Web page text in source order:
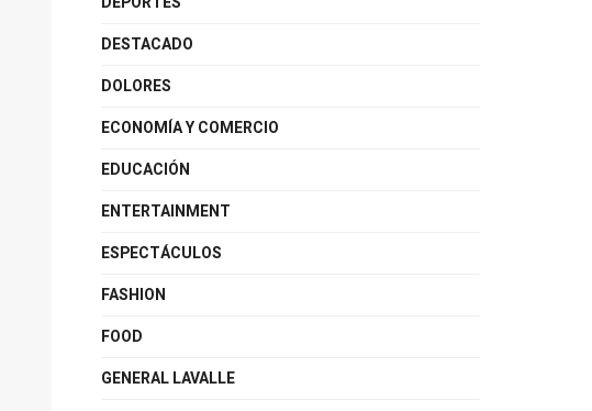
DESTACADO
DOLORES
ECONOMÍA Y COMERCIO
EDUCACIÓN
ENTERTAINMENT
ESPECTÁCULOS
FASHION
FOOD
GENERAL LAVALLE